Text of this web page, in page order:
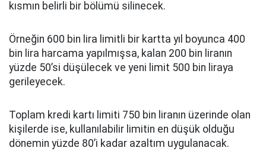
kısmın belirli bir bölümü silinecek.
Örneğin 600 bin lira limitli bir kartta yıl boyunca 400
bin lira harcama yapılmışsa, kalan 200 bin liranın
yüzde 50’si düşülecek ve yeni limit 500 bin liraya
gerileyecek.
Toplam kredi kartı limiti 750 bin liranın üzerinde olan
kişilerde ise, kullanılabilir limitin en düşük olduğu
dönemin yüzde 80’i kadar azaltım uygulanacak.